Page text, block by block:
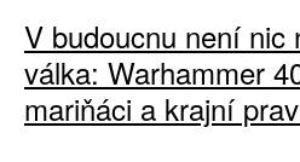
V budoucnu není nic
válka: Warhammer
mariňáci a krajní